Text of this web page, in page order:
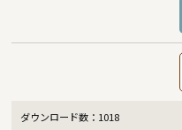
ダウンロード数： 1018